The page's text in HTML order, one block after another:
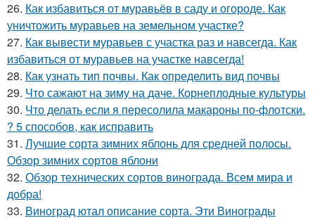
26. Как избавиться от муравьёв в саду и огороде. Как
уничтожить муравьев на земельном участке?
27. Как вывести муравьев с участка раз и навсегда. Как
избавиться от муравьев на участке навсегда!
28. Как узнать тип почвы. Как определить вид почвы
29. Что сажают на зиму на даче. Корнеплодные культуры
30. Что делать если я пересолила макароны по-флотски.
? 5 способов, как исправить
31. Лучшие сорта зимних яблонь для средней полосы.
Обзор зимних сортов яблони
32. Обзор технических сортов винограда. Всем мира и
добра!
33. Виноград ютал описание сорта. Эти Винограды